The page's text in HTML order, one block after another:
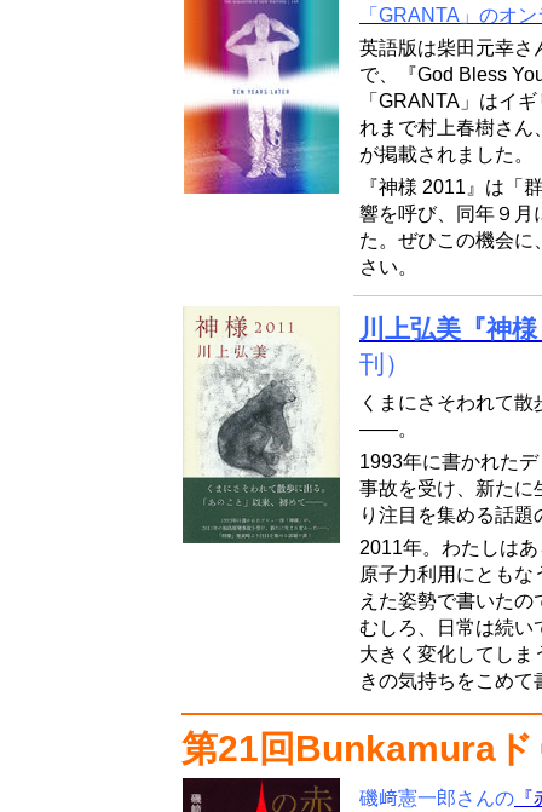
「GRANTA」のオ
英語版は柴田元幸さ
で、『God Bless
「GRANTA」はイ
れまで村上春樹さん
が掲載されました。
『神様 2011』は「
響を呼び、同年９月
た。ぜひこの機会に
さい。
川上弘美『神
刊）
くまにさそわれて
――。
1993年に書かれた
事故を受け、新た
り注目を集める話題
2011年。わたしは
原子力利用にとも
えた姿勢で書いた
むしろ、日常は続い
大きく変化してしま
きの気持ちをこめ
第21回Bunkamura
磯﨑憲一郎さんの